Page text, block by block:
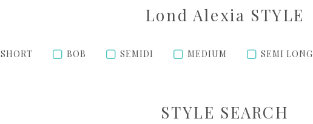
Lond Alexia STYLE
SHORT BOB SEMIDI MEDIUM SEMI LONG
STYLE SEARCH